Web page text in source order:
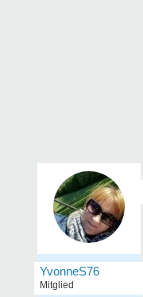
YvonneS76
Mitglied